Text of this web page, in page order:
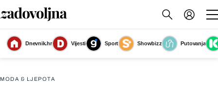
Dnevnik.hr Vijesti Sport Showbizz
Putovanja
Slika nije dostupna
MODA & LJEPOTA